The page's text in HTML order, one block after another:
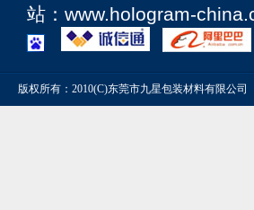
站： www.hologram-
版权所有：2010(C)东莞市九星包装材料有限公司